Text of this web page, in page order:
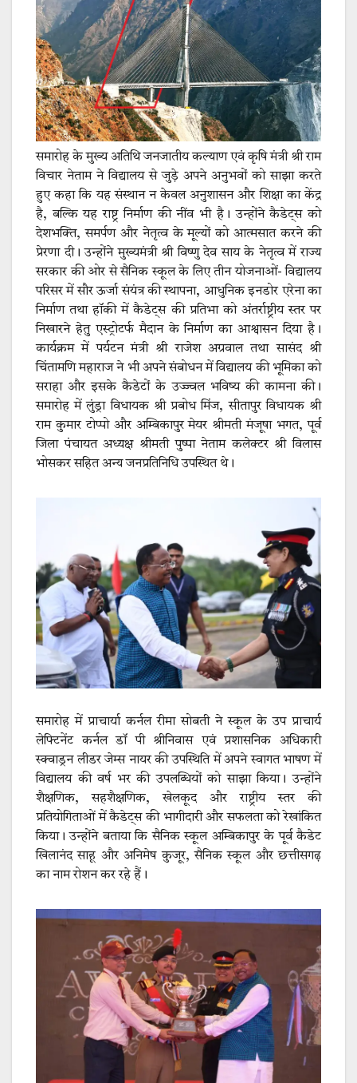
समारोह के मुख्य अतिथि जनजातीय कल्याण एवं कृषि मंत्री श्री राम
विचार नेताम ने विद्यालय से जुड़े अपने अनुभवों को साझा करते
हुए कहा कि यह संस्थान न केवल अनुशासन और शिक्षा का केंद्र
है, बल्कि यह राष्ट्र निर्माण की नींव भी है। उन्होंने कैडेट्स को
देशभक्ति, समर्पण और नेतृत्व के मूल्यों को आत्मसात करने की
प्रेरणा दी। उन्होंने मुख्यमंत्री श्री विष्णु देव साय के नेतृत्व में राज्य
सरकार की ओर से सैनिक स्कूल के लिए तीन योजनाओं- विद्यालय
परिसर में सौर ऊर्जा संयंत्र की स्थापना, आधुनिक इनडोर एरेना का
निर्माण तथा हॉकी में कैडेट्स की प्रतिभा को अंतर्राष्ट्रीय स्तर पर
निखारने हेतु एस्ट्रोटर्फ मैदान के निर्माण का आश्वासन दिया है।
कार्यक्रम में पर्यटन मंत्री श्री राजेश अग्रवाल तथा सासंद श्री
चिंतामणि महाराज ने भी अपने संबोधन में विद्यालय की भूमिका को
सराहा और इसके कैडेटों के उज्ज्वल भविष्य की कामना की।
समारोह में लुंड्रा विधायक श्री प्रबोध मिंज, सीतापुर विधायक श्री
राम कुमार टोप्पो और अम्बिकापुर मेयर श्रीमती मंजूषा भगत, पूर्व
जिला पंचायत अध्यक्ष श्रीमती पुष्पा नेताम कलेक्टर श्री विलास
भोसकर सहित अन्य जनप्रतिनिधि उपस्थित थे।
समारोह में प्राचार्या कर्नल रीमा सोबती ने स्कूल के उप प्राचार्य
लेफ्टिनेंट कर्नल डॉ पी श्रीनिवास एवं प्रशासनिक अधिकारी
स्क्वाड्रन लीडर जेम्स नायर की उपस्थिति में अपने स्वागत भाषण में
विद्यालय की वर्ष भर की उपलब्धियों को साझा किया। उन्होंने
शैक्षणिक, सहशैक्षणिक, खेलकूद और राष्ट्रीय स्तर की
प्रतियोगिताओं में कैडेट्स की भागीदारी और सफलता को रेखांकित
किया। उन्होंने बताया कि सैनिक स्कूल अम्बिकापुर के पूर्व कैडेट
खिलानंद साहू और अनिमेष कुजूर, सैनिक स्कूल और छत्तीसगढ़
का नाम रोशन कर रहे हैं।